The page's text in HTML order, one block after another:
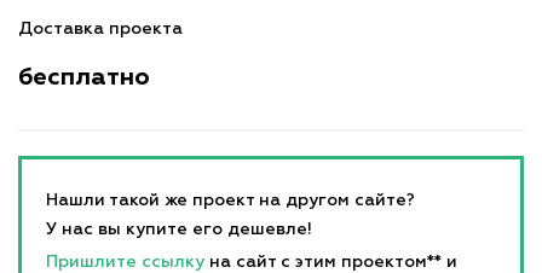
Доставка проекта
бесплатно
Нашли такой же проект на другом сайте?
У нас вы купите его дешевле!
Пришлите ссылку на сайт с этим проектом** и